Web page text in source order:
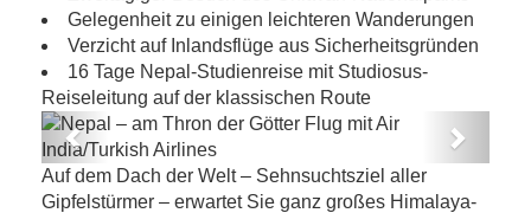
Gelegenheit zu einigen leichteren Wanderungen
Verzicht auf Inlandsflüge aus Sicherheitsgründen
16 Tage Nepal-Studienreise mit Studiosus-
Reiseleitung auf der klassischen Route
Nepal – am Thron der Götter Flug mit Air
India/Turkish Airlines
Previous Next
Auf dem Dach der Welt – Sehnsuchtsziel aller
Gipfelstürmer – erwartet Sie ganz großes Himalaya-